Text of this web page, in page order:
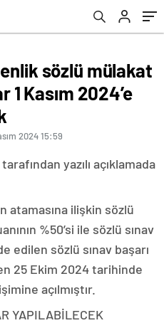
sözlü mülakat
Kasım 2024’e
2024 15:59
yazılı açıklamada
atamasına ilişkin sözlü
%50’si ile sözlü sınav
edilen sözlü sınav başarı
25 Ekim 2024 tarihinde
açılmıştır.
YAPILABİLECEK